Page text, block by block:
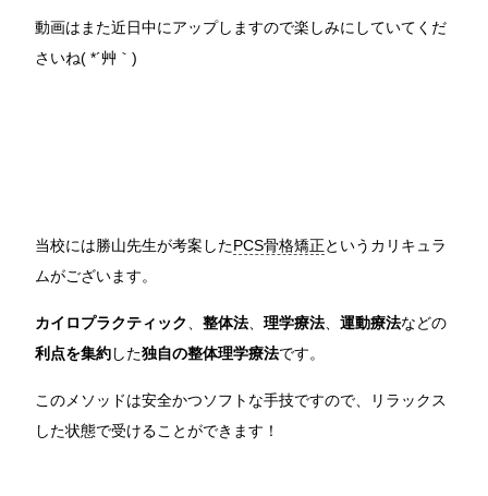
動画はまた近日中にアップしますので楽しみにしていてくだ
さいね( *´艸｀)
当校には勝山先生が考案したPCS骨格矯正というカリキュラ
ムがございます。
カイロプラクティック 、整体法 、理学療法 、運動療法などの
利点を集約した独自の整体理学療法です。
このメソッドは安全かつソフトな手技ですので、リラックス
した状態で受けることができます！